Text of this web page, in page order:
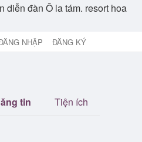
diễn đàn Ô la tám. resort hoa
NHẬP ĐĂNG KÝ
tin Tiện ích